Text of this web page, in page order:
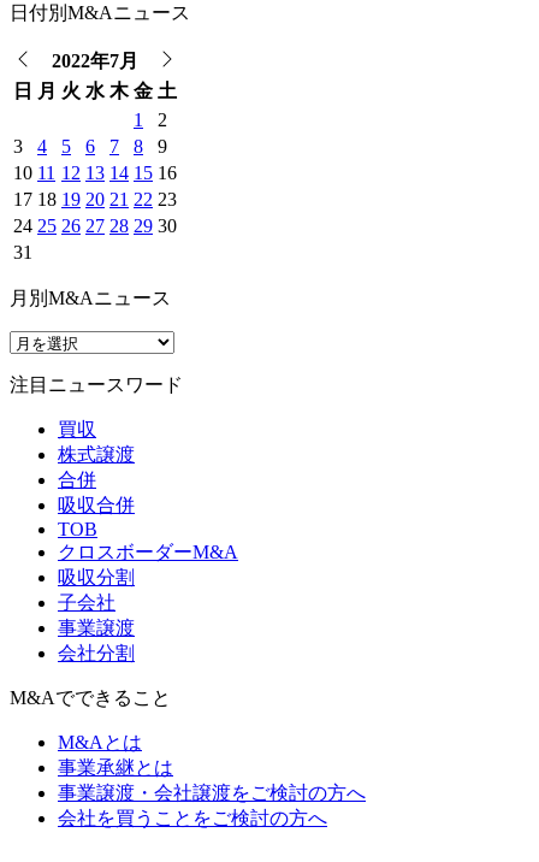
日付別M&Aニュース
2022年7月
日
月 火 水 木 金 土
1
2
3
4 5 6 7 8
9
10 11 12 13 14 15 16
17 18 19 20 21 22 23
24 25 26 27 28 29 30
31
月別M&Aニュース
注目ニュースワード
買収
株式譲渡
合併
吸収合併
TOB
クロスボーダーM&A
吸収分割
子会社
事業譲渡
会社分割
M&Aでできること
M&Aとは
事業承継とは
事業譲渡・会社譲渡をご検討の方へ
会社を買うことをご検討の方へ